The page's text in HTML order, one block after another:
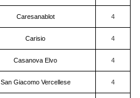
Caresanablot 4
Carisio 4
Casanova Elvo 4
San Giacomo Vercellese 4